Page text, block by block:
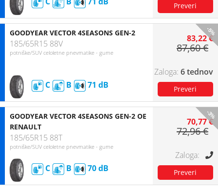
-5%
GOODYEAR VECTOR 4SEASONS GEN-2
185/65R15 88V
potniške/SUV celoletne pnevmatike - gume
C B 71
83,22 €
87,60 €
6 tednov
-3%
GOODYEAR VECTOR 4SEASONS GEN-2 OE
RENAULT
185/65R15 88T
potniške/SUV celoletne pnevmatike - gume
C B 70
70,77 €
72,96 €